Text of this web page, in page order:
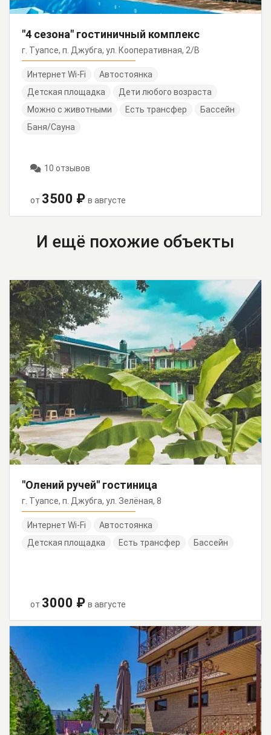
"4 сезона" гостиничный комплекс
г. Туапсе, п. Джубга, ул. Кооперативная, 2/В
Интернет Wi-Fi
Автостоянка
Детская площадка
Дети любого возраста
Можно с животными
Есть трансфер
Бассейн
Баня/Сауна
10 отзывов
от 3500 ₽ в августе
И ещё похожие объекты
"Олений ручей" гостиница
г. Туапсе, п. Джубга, ул. Зелёная, 8
Интернет Wi-Fi
Автостоянка
Детская площадка
Есть трансфер Бассейн
от 3000 ₽ в августе